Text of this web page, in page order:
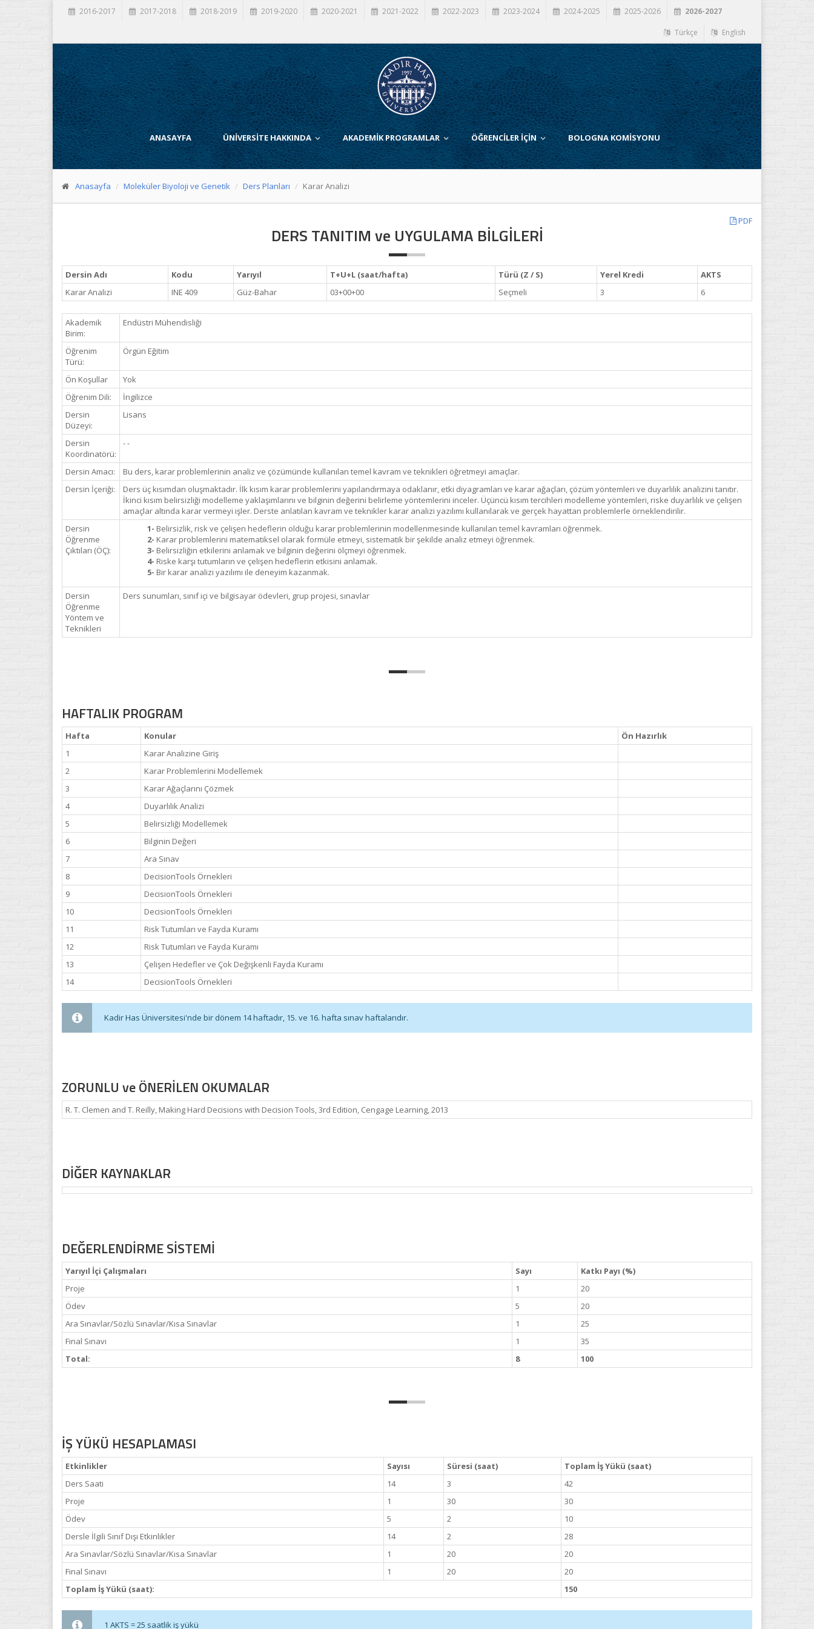
2016-2017 2017-2018 2018-2019 2019-2020 2020-2021 2021-2022 2022-2023 2023-2024 2024-2025 2025-2026 2026-2027
Türkçe English
ANASAYFA ÜNİVERSİTE HAKKINDA AKADEMİK PROGRAMLAR ÖĞRENCİLER İÇİN BOLOGNA KOMİSYONU
Anasayfa Moleküler Biyoloji ve Genetik Ders Planları Karar Analizi
PDF
DERS TANITIM ve UYGULAMA BİLGİLERİ
Dersin Adı Kodu Yarıyıl T+U+L (saat/hafta) Türü (Z / S) Yerel Kredi
AKTS
Karar Analizi
INE 409 Güz-Bahar 03+00+00 Seçmeli 3 6
Akademik
Birim:
Endüstri Mühendisliği
Öğrenim
Türü:
Örgün Eğitim
Ön Koşullar
Yok
Öğrenim Dili:
İngilizce
Dersin
Düzeyi:
Lisans
Dersin
Koordinatörü:
- -
Dersin Amacı:
Bu ders, karar problemlerinin analiz ve çözümünde kullanılan temel kavram ve teknikleri öğretmeyi amaçlar.
Dersin İçeriği:
Ders üç kısımdan oluşmaktadır. İlk kısım karar problemlerini yapılandırmaya odaklanır, etki diyagramları ve karar ağaçları, çözüm yöntemleri ve duyarlılık analizini tanıtır.
İkinci kısım belirsizliği modelleme yaklaşımlarını ve bilginin değerini belirleme yöntemlerini inceler. Üçüncü kısım tercihleri modelleme yöntemleri, riske duyarlılık ve çelişen
amaçlar altında karar vermeyi işler. Derste anlatılan kavram ve teknikler karar analizi yazılımı kullanılarak ve gerçek hayattan problemlerle örneklendirilir.
Dersin
Öğrenme
Çıktıları (ÖÇ):
1- Belirsizlik, risk ve çelişen hedeflerin olduğu karar problemlerinin modellenmesinde kullanılan temel kavramları öğrenmek.
2- Karar problemlerini matematiksel olarak formüle etmeyi, sistematik bir şekilde analiz etmeyi öğrenmek.
3- Belirsizliğin etkilerini anlamak ve bilginin değerini ölçmeyi öğrenmek.
4- Riske karşı tutumların ve çelişen hedeflerin etkisini anlamak.
5- Bir karar analizi yazılımı ile deneyim kazanmak.
Dersin
Öğrenme
Yöntem ve
Teknikleri
Ders sunumları, sınıf içi ve bilgisayar ödevleri, grup projesi, sınavlar
HAFTALIK PROGRAM
Hafta Konular
Ön Hazırlık
1
Karar Analizine Giriş
2
Karar Problemlerini Modellemek
3
Karar Ağaçlarını Çözmek
4
Duyarlılık Analizi
5
Belirsizliği Modellemek
6
Bilginin Değeri
7
Ara Sınav
8
DecisionTools Örnekleri
9
DecisionTools Örnekleri
10
DecisionTools Örnekleri
11
Risk Tutumları ve Fayda Kuramı
12
Risk Tutumları ve Fayda Kuramı
13
Çelişen Hedefler ve Çok Değişkenli Fayda Kuramı
14
DecisionTools Örnekleri
Kadir Has Üniversitesi'nde bir dönem 14 haftadır, 15. ve 16. hafta sınav haftalarıdır.
ZORUNLU ve ÖNERİLEN OKUMALAR
R. T. Clemen and T. Reilly, Making Hard Decisions with Decision Tools, 3rd Edition, Cengage Learning, 2013
DİĞER KAYNAKLAR
DEĞERLENDİRME SİSTEMİ
Yarıyıl İçi Çalışmaları Sayı
Katkı Payı (%)
Proje
1
20
Ödev
5
20
Ara Sınavlar/Sözlü Sınavlar/Kısa Sınavlar
1
25
Final Sınavı
1
35
Total:
8 100
İŞ YÜKÜ HESAPLAMASI
Etkinlikler Sayısı Süresi (saat)
Toplam İş Yükü (saat)
Ders Saati
14 3
42
Proje
1 30
30
Ödev
5 2
10
Dersle İlgili Sınıf Dışı Etkinlikler
14 2
28
Ara Sınavlar/Sözlü Sınavlar/Kısa Sınavlar
1 20
20
Final Sınavı
1 20
20
Toplam İş Yükü (saat):
150
1 AKTS = 25 saatlik iş yükü